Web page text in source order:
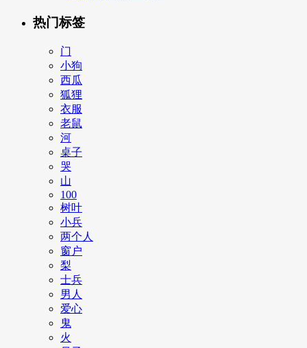
热门标签
门
小狗
西瓜
狐狸
衣服
老鼠
河
桌子
哭
山
100
树叶
小兵
两个人
窗户
梨
士兵
男人
爱心
鬼
火